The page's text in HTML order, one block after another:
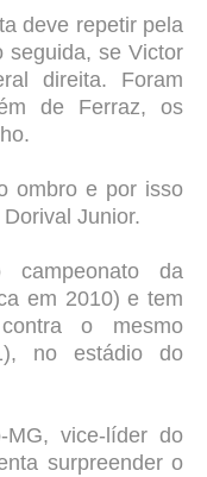
deve repetir pela
seguida, se Victor
direita. Foram
de Ferraz, os
ombro e por isso
Junior.
da
em 2010) e tem
o mesmo
no estádio do
MG, vice-líder do
surpreender o